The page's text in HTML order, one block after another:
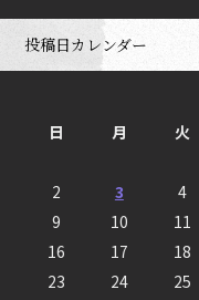
投稿日カレンダー
日
月 火
2
3 4
9
10 11
16
17 18
23
24 25